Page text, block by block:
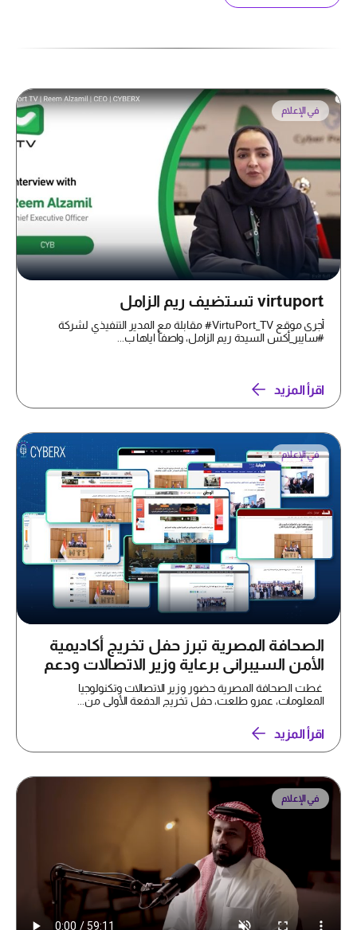
في الإعلام
virtuport تستضيف ريم الزامل
أجرى موقع VirtuPort_TV# مقابلة مع المدير التنفيذي لشركة
#سايبر_أكس السيدة ريم الزامل، واصفاً اياها ب...
اقرأ المزيد
في الإعلام
الصحافة المصرية تبرز حفل تخريج أكاديمية
الأمن السيبراني برعاية وزير الاتصالات ودعم
سايبرأكس
غطت الصحافة المصرية حضور وزير الاتصالات وتكنولوجيا
المعلومات، عمرو طلعت، حفل تخريج الدفعة الأولى من...
اقرأ المزيد
في الإعلام